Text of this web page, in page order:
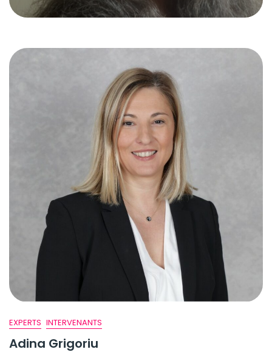
Blog
EXPERTS INTERVENANTS
Adina Grigoriu